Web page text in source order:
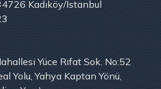
Kadıköy/İstanbul
Yüce Rıfat Sok. No:52
Yolu, Yahya Kaptan Yönü,